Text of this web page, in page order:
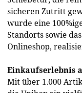
sicheren Zutritt
wurde eine
Standorts sowie
Onlineshop,
Einkaufserlebnis
Mit über 1.000